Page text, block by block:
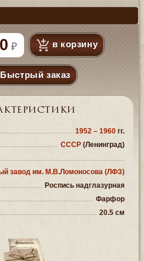
в корзину
Быстрый заказ
1952 – 1960 гг.
СССР (Ленинград)
завод им. М.В.Ломоносова (ЛФЗ)
Роспись надглазурная
Фарфор
20.5 см